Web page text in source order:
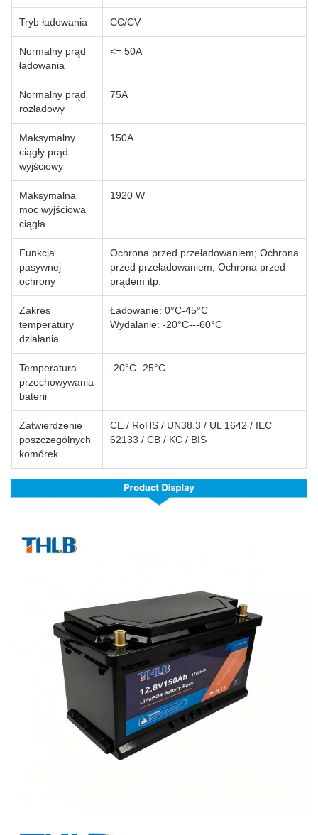
Tryb ładowania CC/CV
Normalny prąd
ładowania
<= 50A
Normalny prąd
rozładowy
75A
Maksymalny
ciągły prąd
wyjściowy
150A
Maksymalna
moc wyjściowa
ciągła
1920 W
Funkcja
pasywnej
ochrony
Ochrona przed przeładowaniem; Ochrona
przed przeładowaniem; Ochrona przed
prądem itp.
Zakres
temperatury
działania
Ładowanie: 0°C-45°C
Wydalanie: -20°C---60°C
Temperatura
przechowywania
baterii
-20°C -25°C
Zatwierdzenie
poszczególnych
komórek
CE / RoHS / UN38.3 / UL 1642 / IEC
62133 / CB / KC / BIS